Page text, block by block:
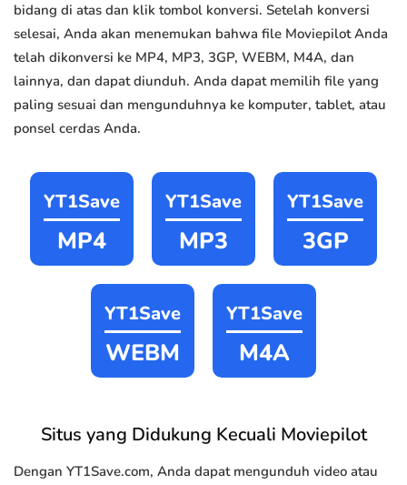
bidang di atas dan klik tombol konversi. Setelah konversi
selesai, Anda akan menemukan bahwa file Moviepilot Anda
telah dikonversi ke MP4, MP3, 3GP, WEBM, M4A, dan
lainnya, dan dapat diunduh. Anda dapat memilih file yang
paling sesuai dan mengunduhnya ke komputer, tablet, atau
ponsel cerdas Anda.
YT1Save
MP4
YT1Save
MP3
YT1Save
3GP
YT1Save
WEBM
YT1Save
M4A
Situs yang Didukung Kecuali Moviepilot
Dengan YT1Save.com, Anda dapat mengunduh video atau